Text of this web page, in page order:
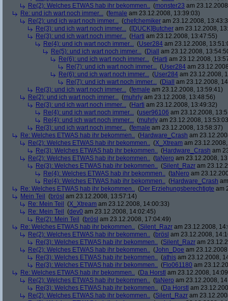
Re(2): Welches ETWAS hab ihr bekommen.. (monster23 am
Re: und ich wart noch immer... (female am 23.12.2008, 13:39:03)
Re(2): und ich wart noch immer... (chefchemiker am 23.12.2008,
Re(3): und ich wart noch immer... ([DUCK]Butcher am 23.12.2008,
Re(3): und ich wart noch immer... (Harti am 23.12.2008, 13:47:55)
Re(4): und ich wart noch immer... (User284 am 23.12.2008,
Re(5): und ich wart noch immer... (Diall
am 23.12.2008,
Re(6): und ich wart noch immer... (Harti am 23.12.2008,
Re(7): und ich wart noch immer... (User284 am
Re(6): und ich wart noch immer... (User284 am 23.12.2008,
Re(7): und ich wart noch immer... (Diall
am 23.12.2008,
Re(3): und ich wart noch immer... (female am 23.12.2008, 13:59:41)
Re(2): und ich wart noch immer... (muhrly am 23.12.2008, 13:48:56)
Re(3): und ich wart noch immer... (Harti am 23.12.2008, 13:49:32)
Re(4): und ich wart noch immer... (user96106 am 23.12.2008,
Re(4): und ich wart noch immer... (muhrly am 23.12.2008,
Re(3): und ich wart noch immer... (female am 23.12.2008, 13:58:37)
Re: Welches ETWAS hab ihr bekommen.. (Hardware_Crash am
Re(2): Welches ETWAS hab ihr bekommen.. (X_Xtream am
Re(3): Welches ETWAS hab ihr bekommen.. (Hardware_Crash am
Re(2): Welches ETWAS hab ihr bekommen.. (taNero am 23.12.2008,
Re(3): Welches ETWAS hab ihr bekommen.. (Silent_Razr am
Re(4): Welches ETWAS hab ihr bekommen.. (taNero am
Re(4): Welches ETWAS hab ihr bekommen.. (Hardware_Crash
Re: Welches ETWAS hab ihr bekommen.. (Der Erziehungsberechtigte am
Mein Teil
(brösl am 23.12.2008, 13:57:14)
Re: Mein Teil
(X_Xtream am 23.12.2008, 14:00:33)
Re: Mein Teil
(dev0 am 23.12.2008, 14:02:45)
Re(2): Mein Teil
(brösl am 23.12.2008, 17:04:49)
Re: Welches ETWAS hab ihr bekommen.. (Silent_Razr am 23.12.2008,
Re(2): Welches ETWAS hab ihr bekommen.. (brösl am 23.12.2008,
Re(3): Welches ETWAS hab ihr bekommen.. (Silent_Razr am
Re(2): Welches ETWAS hab ihr bekommen.. (John_Doe am
Re(3): Welches ETWAS hab ihr bekommen.. (athis am 23.12.2008,
Re(3): Welches ETWAS hab ihr bekommen.. (Flo061180 am
Re: Welches ETWAS hab ihr bekommen.. (Da Horstl am 23.12.2008,
Re(2): Welches ETWAS hab ihr bekommen.. (taNero am 23.12.2008,
Re(3): Welches ETWAS hab ihr bekommen.. (Da Horstl am
Re(2): Welches ETWAS hab ihr bekommen.. (Silent_Razr am